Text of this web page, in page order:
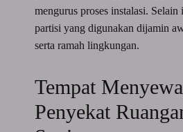
mengurus proses instalasi. Selain
partisi yang digunakan dijamin
serta ramah lingkungan.
Tempat
Penyekat